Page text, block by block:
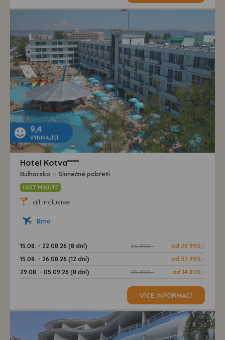
9,4
VYNIKAJÍCÍ
Hotel Kotva****
Bulharsko > Slunečné pobřeží
LAST MINUTE
all inclusive
Brno
15.08. - 22.08.26 (8 dní) 36 490,-
od 26 990,-
15.08. - 26.08.26 (12 dní)
od 37 990,-
29.08. - 05.09.26 (8 dní)
23 490,- od 14 870,-
VÍCE INFORMACÍ